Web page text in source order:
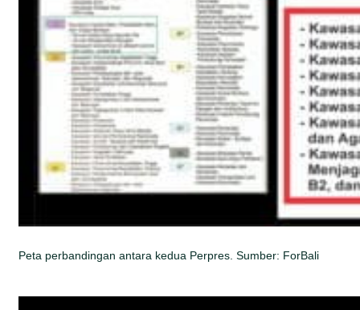
Peta perbandingan antara kedua Perpres. Sumber: ForBali